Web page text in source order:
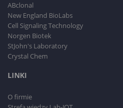
ABclonal
New England BioLabs
Cell Signaling Technology
Norgen Biotek
StJohn's Laboratory
Crystal Chem
LINKI
O firmie